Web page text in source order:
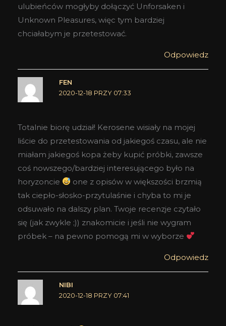
ulubieńców mogłyby dołączyć Unforsaken i
Unknown Pleasures, więc tym bardziej
chciałabym je przetestować.
Odpowiedz
FEN
2020-12-18 PRZY 07:33
Totalnie biorę udział! Kerosene wisiały na mojej
liście do przetestowania od jakiegoś czasu, ale nie
miałam jakiegoś kopa żeby kupić próbki, zawsze
coś nowszego/bardziej interesującego było na
horyzoncie
one z opisów w większości brzmią
tak ciepło-słosko-przytulaśnie i chyba to mi je
odsuwało na dalszy plan. Twoje recenzje czytało
się (jak zwykle ;)) znakomicie i jeśli nie wygram
próbek – na pewno pomogą mi w wyborze
Odpowiedz
NIBI
2020-12-18 PRZY 07:41